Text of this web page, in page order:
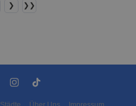
❯ ❯❯